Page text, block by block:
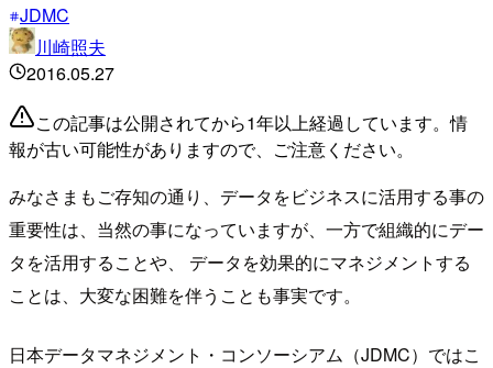
JDMC
川崎照夫
2016.05.27
この記事は公開されてから1年以上経過しています。情
報が古い可能性がありますので、ご注意ください。
みなさまもご存知の通り、データをビジネスに活用する事の
重要性は、当然の事になっていますが、一方で組織的にデー
タを活用することや、 データを効果的にマネジメントする
ことは、大変な困難を伴うことも事実です。
日本データマネジメント・コンソーシアム（JDMC）ではこ